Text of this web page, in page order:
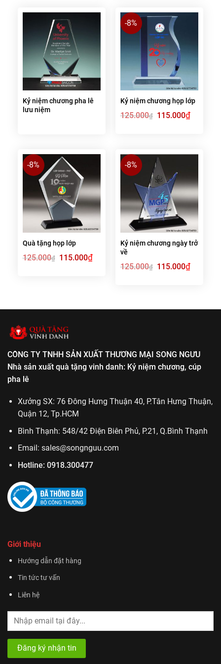
Kỷ niệm chương pha lê
lưu niệm
-8%
Kỷ niệm chương họp lớp
125.000₫
Giá
gốc
115.000₫Giá
hiện
-8%
Quà tặng họp lớp
125.000₫
Giá
gốc
115.000₫Giá
hiện
-8%
Kỷ niệm chương ngày trở
về
125.000₫
Giá
gốc
115.000₫Giá
hiện
CÔNG TY TNHH SẢN XUẤT THƯƠNG MẠI SONG NGƯU
Nhà sản xuất quà tặng vinh danh: Kỷ niệm chương, cúp
pha lê
Xưởng SX: 76 Đông Hưng Thuận 40, P.Tân Hưng Thuận,
Quận 12, Tp.HCM
Bình Thạnh: 548/42 Điện Biên Phủ, P.21, Q.Bình Thạnh
Email: sales@songnguu.com
Hotline: 0918.300477
Giới thiệu
Hướng dẫn đặt hàng
Tin tức tư vấn
Liên hệ